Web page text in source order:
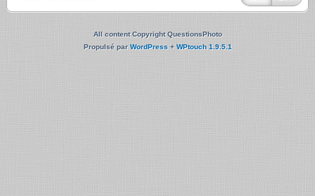
All content Copyright QuestionsPhoto
Propulsé parWordPress + WPtouch 1.9.5.1